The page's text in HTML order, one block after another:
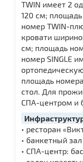
TWIN имеет 2
120 см;
номер TWIN-
кровати
см; площадь
номер SINGLE
площадь
стол. Для
СПА-центром и
• ресторан
• банкетный
• СПА-центр: